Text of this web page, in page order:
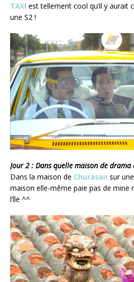
TAXI est tellement cool qu’il y aurait
une S2 !
Jour 2 : Dans quelle maison de
Dans la maison de Churasan sur
maison elle-même paie pas de mine
l’île ^^